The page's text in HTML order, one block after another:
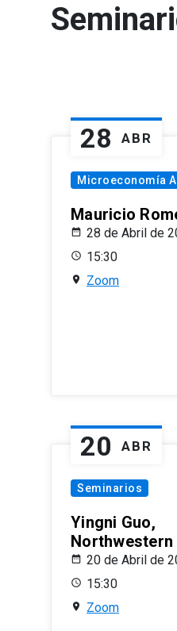
28 ABR
Microeconomía
Mauricio
28 de Abril de
15:30
Zoom
20 ABR
Seminarios
Yingni Guo,
20 de Abril de
15:30
Zoom